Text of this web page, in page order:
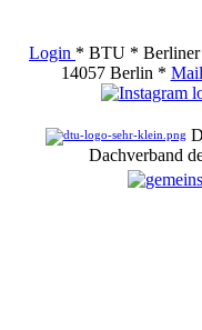
Login * BTU * Berliner
14057 Berlin * Mail
Dachverband